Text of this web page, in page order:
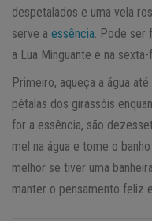
despetalados e uma vela
serve a essência. Pode ser
a Lua Minguante e na
Primeiro, aqueça a água
pétalas dos girassóis
for a essência, são
mel na água e tome o
melhor se tiver uma
manter o pensamento feliz